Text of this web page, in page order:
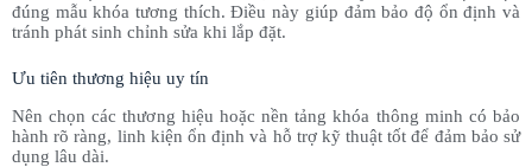
đúng mẫu khóa tương thích. Điều này giúp đảm bảo độ ổn định và
tránh phát sinh chỉnh sửa khi lắp đặt.
Ưu tiên thương hiệu uy tín
Nên chọn các thương hiệu hoặc nền tảng khóa thông minh có bảo
hành rõ ràng, linh kiện ổn định và hỗ trợ kỹ thuật tốt để đảm bảo sử
dụng lâu dài.